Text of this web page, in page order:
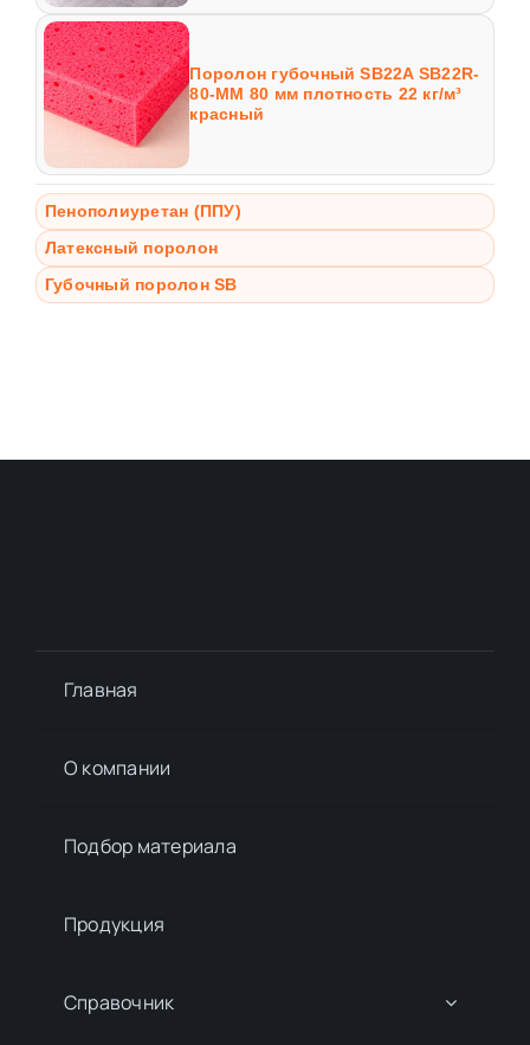
Поролон губочный SB22A SB22R-
80-MM 80 мм плотность 22 кг/м³
красный
Пенополиуретан (ППУ)
Латексный поролон
Губочный поролон SB
Главная
О компании
Подбор материалa
Продукция
Справочник